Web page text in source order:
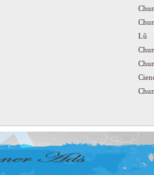
Lũ